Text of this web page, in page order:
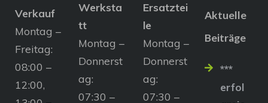
Verkauf
Montag –
Freitag:
08:00 –
12:00,
Werksta
tt
Montag –
Donnerst
ag:
07:30 –
Ersatztei
le
Montag –
Donnerst
ag:
07:30 –
Aktuelle
Beiträge
***
erfol